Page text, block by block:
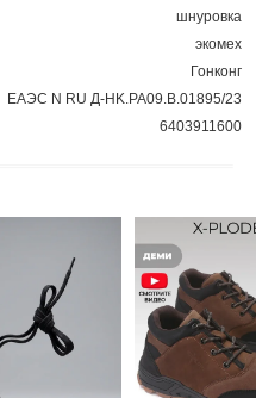
шнуровка
экомех
Гонконг
ЕАЭС N RU Д-HK.РА09.В.01895/23
6403911600